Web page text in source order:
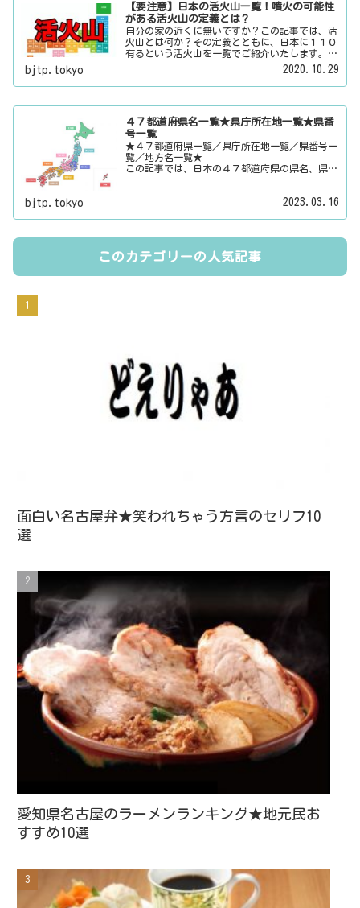
【要注意】日本の活火山一覧！噴火の可能性
がある活火山の定義とは？
自分の家の近くに無いですか？この記事では、活
火山とは何か？その定義とともに、日本に１１０
有るという活火山を一覧でご紹介いたします。そ
の他にも、大日本観光新聞では、方言・お土産・
名物・観光スポット・デートスポット・パワース
ポット・心霊スポットなどの各都道府県の観光情
bjtp.tokyo 2020.10.29
４７都道府県名一覧★県庁所在地一覧★県番
号一覧
★４７都道府県一覧／県庁所在地一覧／県番号一
覧／地方名一覧★
この記事では、日本の４７都道府県の県名、県庁
のリンク先にはその地域に関する記事をご用意し
bjtp.tokyo 2023.03.16
このカテゴリーの人気記事
面白い名古屋弁★笑われちゃう方言のセリフ10
選
愛知県名古屋のラーメンランキング★地元民お
すすめ10選